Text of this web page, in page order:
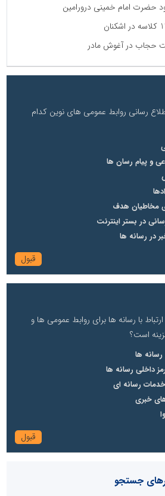
حضرت امام خمینی درورامین
حجاب در آغوش مادر
رسانی روابط عمومی های نوین کدام
و پیام رسان ها
مخاطیان هدف
در بستر اینترنت
در رسانه ها
با رسانه ها برای روابط عمومی ها و
است؟
رسانه ها
داخلی رسانه ها
رسانه ای
خبری
جستجو